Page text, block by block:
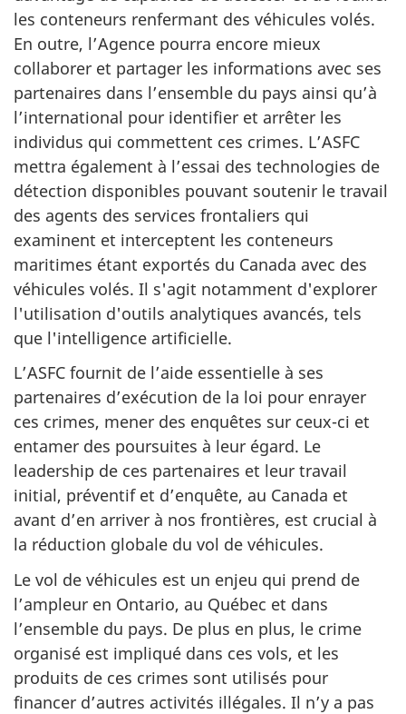
les conteneurs renfermant des véhicules volés.
En outre, l’Agence pourra encore mieux
collaborer et partager les informations avec ses
partenaires dans l’ensemble du pays ainsi qu’à
l’international pour identifier et arrêter les
individus qui commettent ces crimes. L’ASFC
mettra également à l’essai des technologies de
détection disponibles pouvant soutenir le travail
des agents des services frontaliers qui
examinent et interceptent les conteneurs
maritimes étant exportés du Canada avec des
véhicules volés. Il s'agit notamment d'explorer
l'utilisation d'outils analytiques avancés, tels
que l'intelligence artificielle.
L’ASFC fournit de l’aide essentielle à ses
partenaires d’exécution de la loi pour enrayer
ces crimes, mener des enquêtes sur ceux-ci et
entamer des poursuites à leur égard. Le
leadership de ces partenaires et leur travail
initial, préventif et d’enquête, au Canada et
avant d’en arriver à nos frontières, est crucial à
la réduction globale du vol de véhicules.
Le vol de véhicules est un enjeu qui prend de
l’ampleur en Ontario, au Québec et dans
l’ensemble du pays. De plus en plus, le crime
organisé est impliqué dans ces vols, et les
produits de ces crimes sont utilisés pour
financer d’autres activités illégales. Il n’y a pas